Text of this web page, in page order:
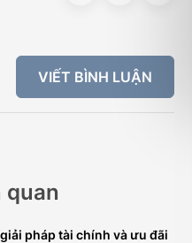
VIẾT BÌNH LUẬN
quan
pháp tài chính và ưu đãi